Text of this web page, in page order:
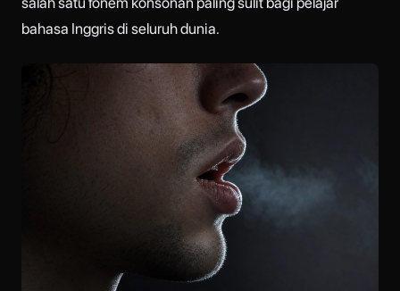
bahasa Inggris di seluruh dunia.